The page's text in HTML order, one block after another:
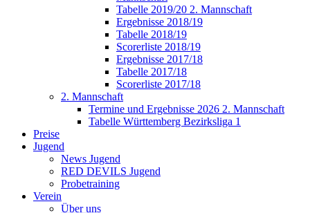
Tabelle 2019/20 2. Mannschaft
Ergebnisse 2018/19
Tabelle 2018/19
Scorerliste 2018/19
Ergebnisse 2017/18
Tabelle 2017/18
Scorerliste 2017/18
2. Mannschaft
Termine und Ergebnisse 2026 2. Mannschaft
Tabelle Württemberg Bezirksliga 1
Preise
Jugend
News Jugend
RED DEVILS Jugend
Probetraining
Verein
Über uns